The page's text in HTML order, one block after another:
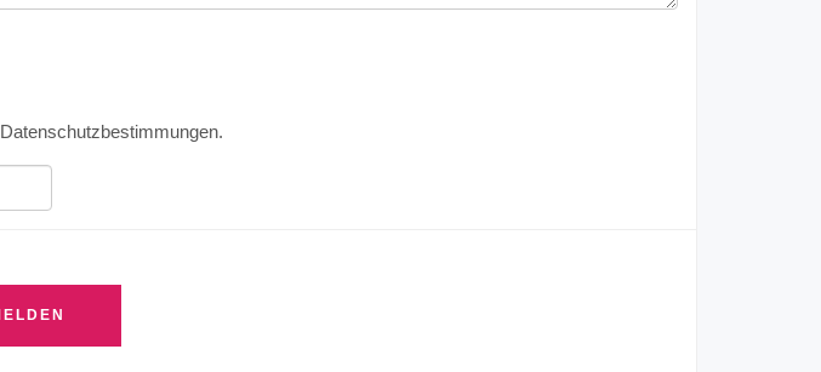
Datenschutzbestimmungen.